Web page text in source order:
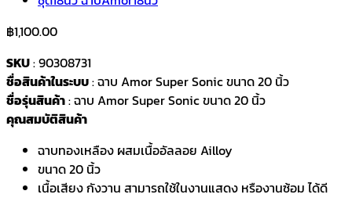
฿1,100.00
SKU: 90308731
ชื่อสินค้าในระบบ: ฉาบ Amor Super Sonic ขนาด 20 นิ้ว
ชื่อรุ่นสินค้า: ฉาบ Amor Super Sonic ขนาด 20 นิ้ว
คุณสมบัติสินค้า
ฉาบทองเหลือง ผสมเนื้ออัลลอย Ailloy
ขนาด 20 นิ้ว
เนื้อเสียง กังวาน สามารถใช้ในงานแสดง หรืองานซ้อม ได้ดี